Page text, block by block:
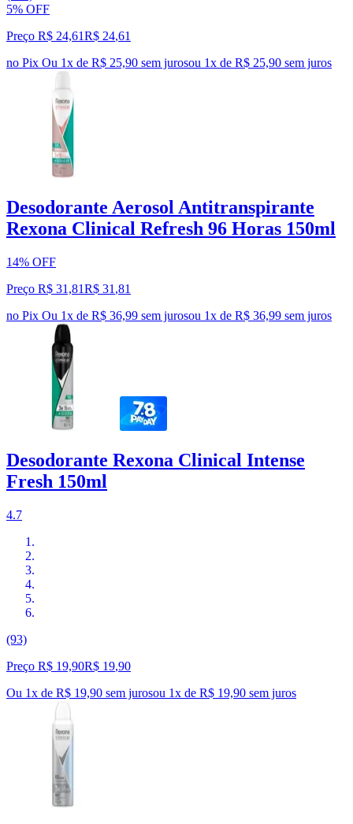
5% OFF
Preço R$ 24,61R$ 24,61
no Pix Ou 1x de R$ 25,90 sem jurosou 1x de R$ 25,90 sem juros
Desodorante Aerosol Antitranspirante
Rexona Clinical Refresh 96 Horas 150ml
14% OFF
Preço R$ 31,81R$ 31 ,81
no Pix Ou 1x de R$ 36,99 sem jurosou 1x de R$ 36,99 sem juros
Desodorante Rexona Clinical Intense
Fresh 150ml
4.7
(93)
Preço R$ 19,90R$ 19,90
Ou 1x de R$ 19,90 sem jurosou 1x de R$ 19,90 sem juros